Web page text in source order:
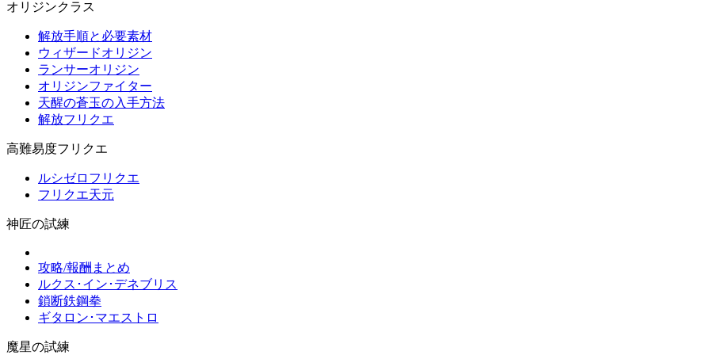
オリジンクラス
解放手順と必要素材
ウィザードオリジン
ランサーオリジン
オリジンファイター
天醒の蒼玉の入手方法
解放フリクエ
高難易度フリクエ
ルシゼロフリクエ
フリクエ天元
神匠の試練
攻略/報酬まとめ
ルクス･イン･デネブリス
鎖断鉄鋼拳
ギタロン･マエストロ
魔星の試練